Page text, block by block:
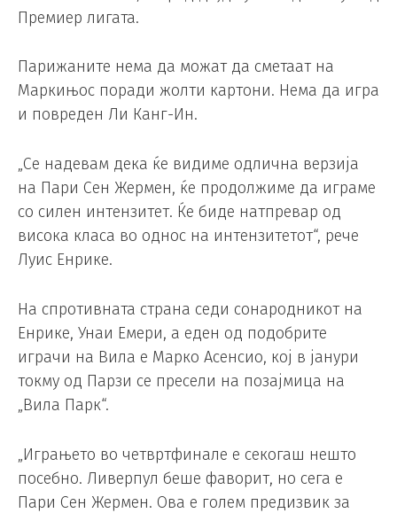
Премиер лигата.
Парижаните нема да можат да сметаат на
Маркињос поради жолти картони. Нема да игра
и повреден Ли Канг-Ин.
„Се надевам дека ќе видиме одлична верзија
на Пари Сен Жермен, ќе продолжиме да играме
со силен интензитет. Ќе биде натпревар од
висока класа во однос на интензитетот“, рече
Луис Енрике.
На спротивната страна седи сонародникот на
Енрике, Унаи Емери, а еден од подобрите
играчи на Вила е Марко Асенсио, кој в јанури
токму од Парзи се пресели на позајмица на
„Вила Парк“.
„Играњето во четвртфинале е секогаш нешто
посебно. Ливерпул беше фаворит, но сега е
Пари Сен Жермен. Ова е голем предизвик за